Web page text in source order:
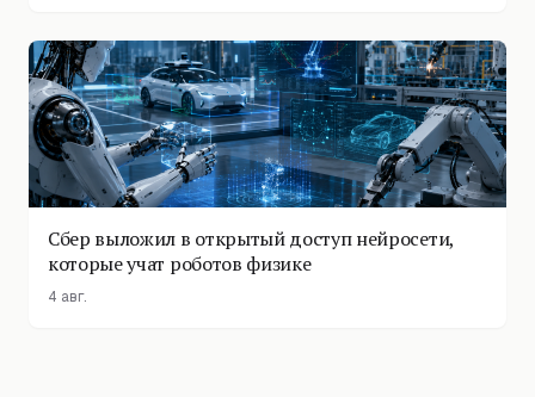
Сбер выложил в открытый доступ нейросети,
которые учат роботов физике
4 авг.